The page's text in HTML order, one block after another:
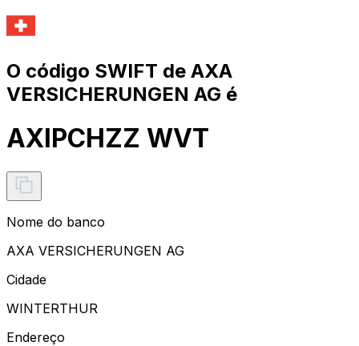
O código SWIFT de AXA
VERSICHERUNGEN AG é
AXIPCHZZ WVT
Nome do banco
AXA VERSICHERUNGEN AG
Cidade
WINTERTHUR
Endereço